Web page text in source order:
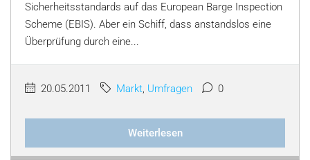
Sicherheitsstandards auf das European Barge Inspection
Scheme (EBIS). Aber ein Schiff, dass anstandslos eine
Überprüfung durch eine...
20.05.2011 Markt, Umfragen 0
Weiterlesen